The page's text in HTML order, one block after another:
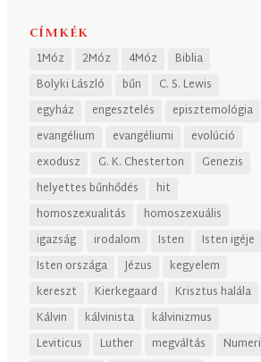
CÍMKÉK
1Móz 2Móz 4Móz
Biblia
Bolyki László
bűn
C. S. Lewis
egyház
engesztelés
episztemológia
evangélium
evangéliumi
evolúció
exodusz
G. K. Chesterton
Genezis
helyettes bűnhődés
hit
homoszexualitás
homoszexuális
igazság
irodalom Isten
Isten igéje
Isten országa
Jézus
kegyelem
kereszt
Kierkegaard
Krisztus halála
Kálvin
kálvinista
kálvinizmus
Leviticus
Luther megváltás
Numeri